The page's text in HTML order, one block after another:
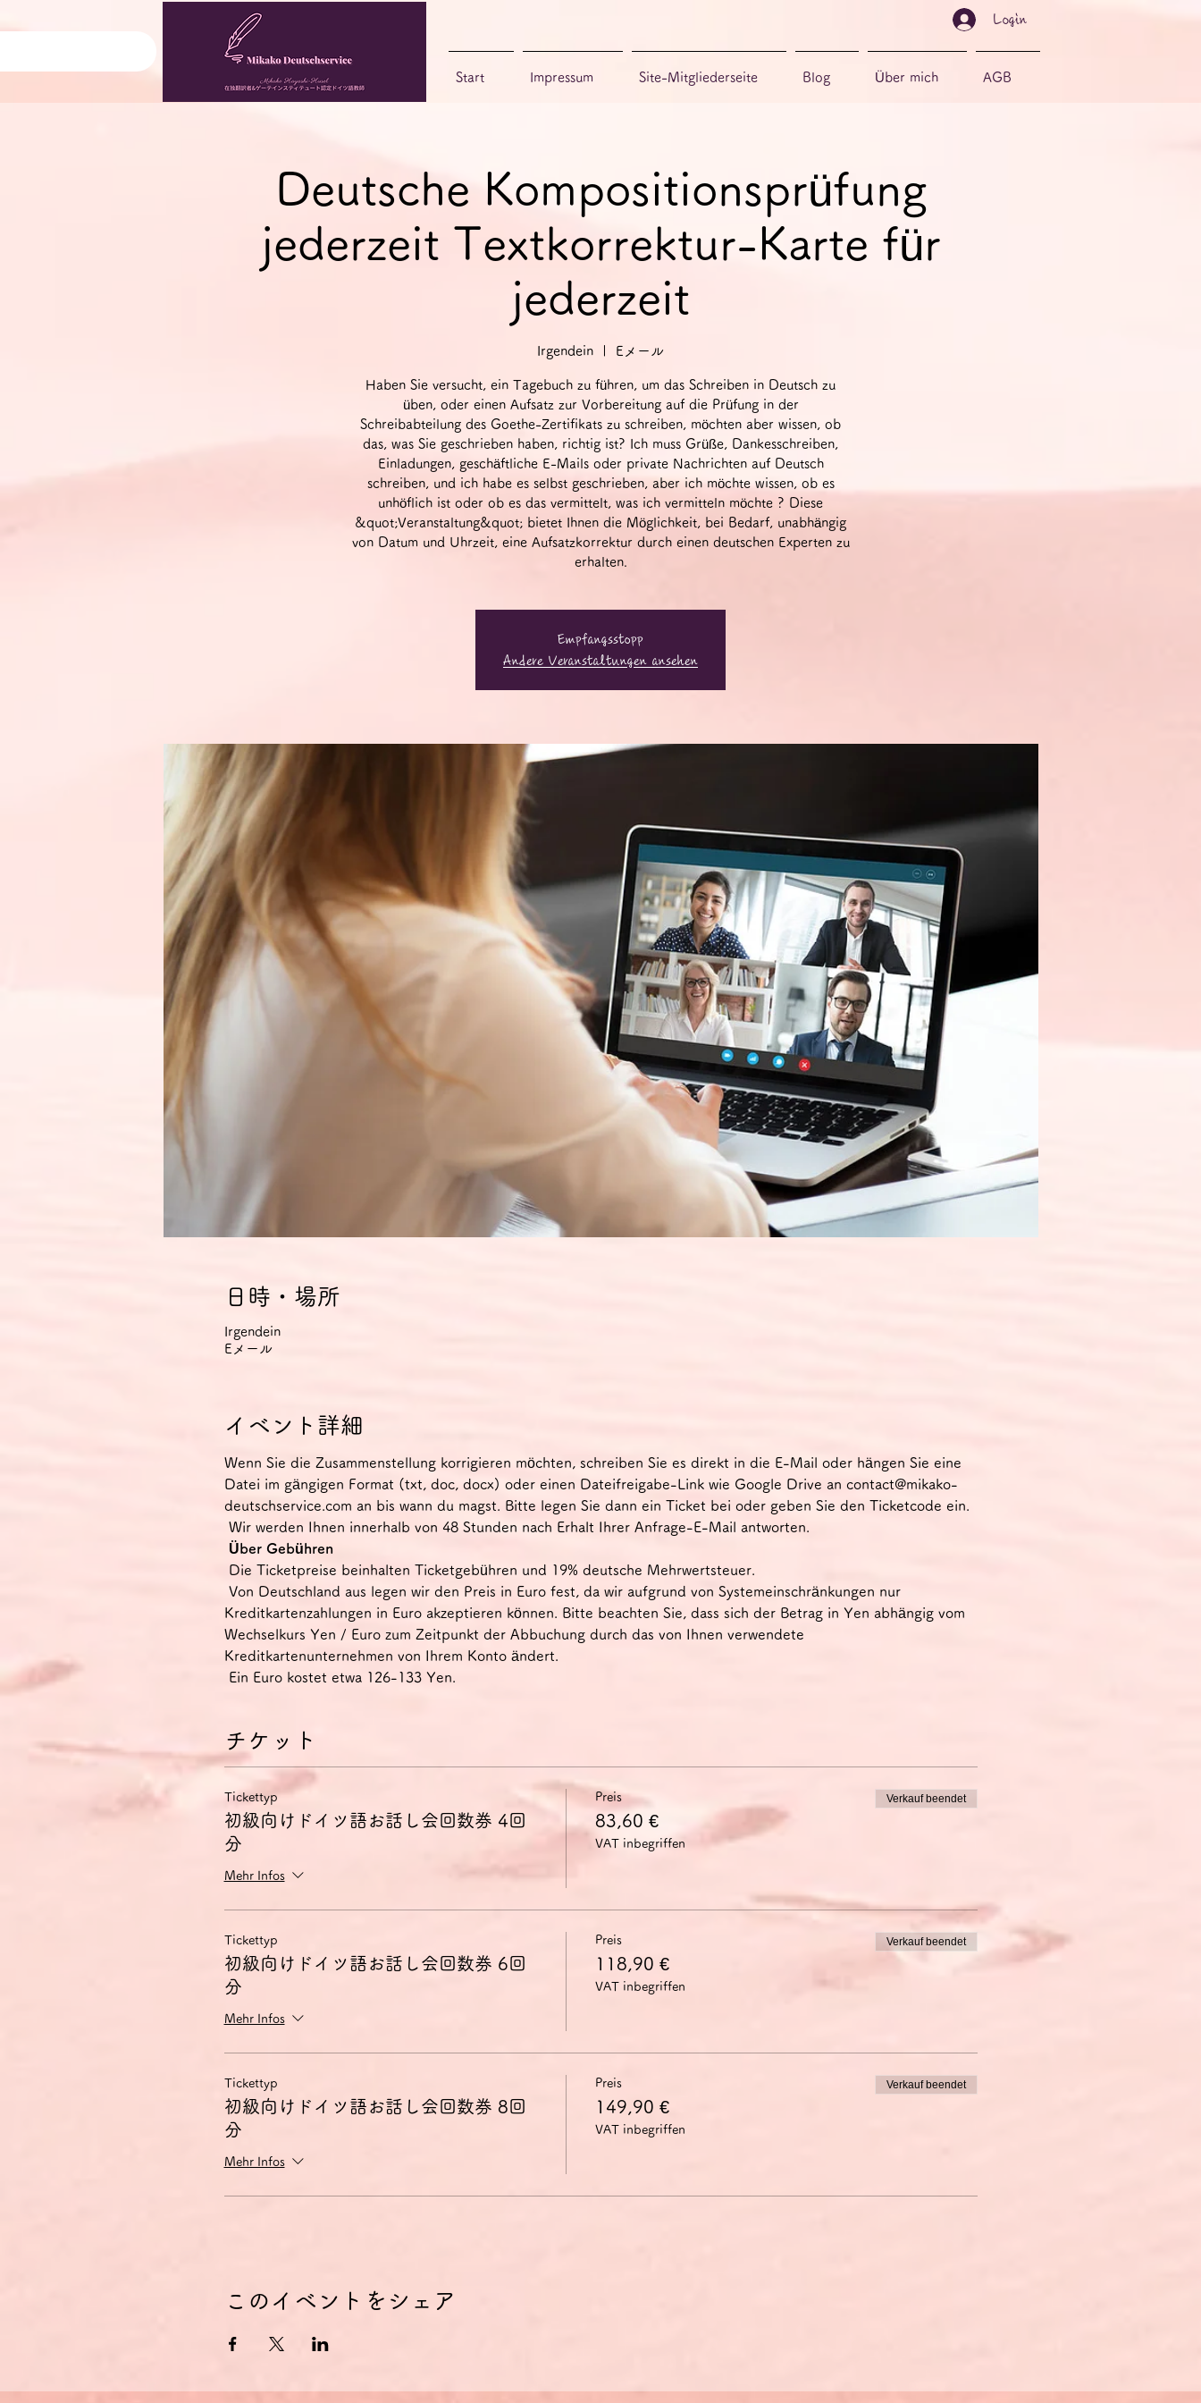
Deutsche Kompositionsprüfung
jederzeit Textkorrektur-Karte für
jederzeit
Irgendein Eメール
Haben Sie versucht, ein Tagebuch zu führen, um das Schreiben in Deutsch zu
üben, oder einen Aufsatz zur Vorbereitung auf die Prüfung in der
Schreibabteilung des Goethe-Zertifikats zu schreiben, möchten aber wissen, ob
das, was Sie geschrieben haben, richtig ist? Ich muss Grüße, Dankesschreiben,
Einladungen, geschäftliche E-Mails oder private Nachrichten auf Deutsch
schreiben, und ich habe es selbst geschrieben, aber ich möchte wissen, ob es
unhöflich ist oder ob es das vermittelt, was ich vermitteln möchte ? Diese
&quot;Veranstaltung&quot; bietet Ihnen die Möglichkeit, bei Bedarf, unabhängig
von Datum und Uhrzeit, eine Aufsatzkorrektur durch einen deutschen Experten zu
erhalten.
Empfangsstopp
Andere Veranstaltungen ansehen
日時・場所
Irgendein
Eメール
イベント詳細
Wenn Sie die Zusammenstellung korrigieren möchten, schreiben Sie es direkt in die E-Mail oder hängen Sie eine
Datei im gängigen Format (txt, doc, docx) oder einen Dateifreigabe-Link wie Google Drive an contact@mikako-
deutschservice.com an bis wann du magst. Bitte legen Sie dann ein Ticket bei oder geben Sie den Ticketcode ein.
Wir werden Ihnen innerhalb von 48 Stunden nach Erhalt Ihrer Anfrage-E-Mail antworten.
Über Gebühren
Die Ticketpreise beinhalten Ticketgebühren und 19% deutsche Mehrwertsteuer.
Kreditkartenzahlungen in Euro akzeptieren können. Bitte beachten Sie, dass sich der Betrag in Yen abhängig vom
Wechselkurs Yen / Euro zum Zeitpunkt der Abbuchung durch das von Ihnen verwendete
Kreditkartenunternehmen von Ihrem Konto ändert.
Ein Euro kostet etwa 126-133 Yen.
チケット
Tickettyp
初級向けドイツ語お話し会回数券 4回
分
Mehr Infos
Preis
83,60 €
VAT inbegriffen
Verkauf beendet
Tickettyp
初級向けドイツ語お話し会回数券 6回
分
Mehr Infos
Preis
118,90 €
VAT inbegriffen
Verkauf beendet
Tickettyp
初級向けドイツ語お話し会回数券 8回
分
Mehr Infos
Preis
149,90 €
VAT inbegriffen
Verkauf beendet
このイベントをシェア
Start Impressum Site-Mitgliederseite Blog Über mich AGB
Login